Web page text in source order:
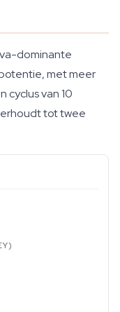
dominante
met meer
cyclus van 10
tot twee